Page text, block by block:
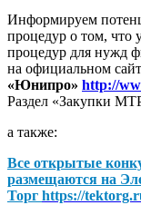
Информируем
процедур о том, что
процедур для нужд
на официальном
«Юнипро» http://
Раздел «Закупки
а также:
Все открытые
размещаются на
Торг https://